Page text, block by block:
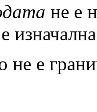
не е
не е